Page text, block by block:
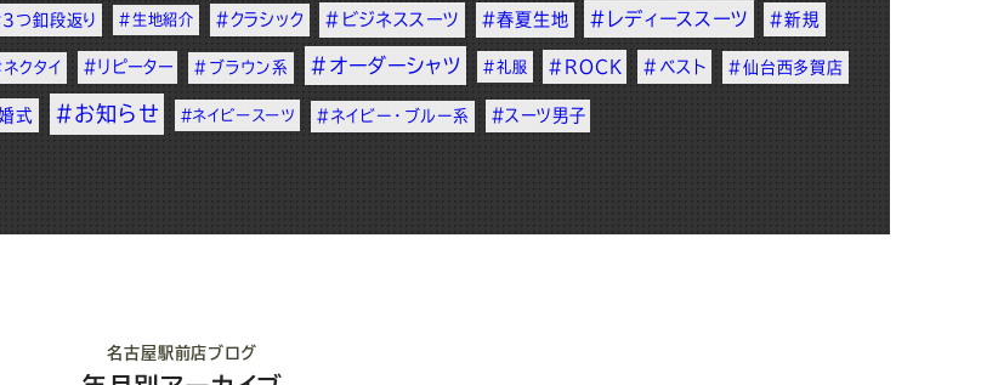
つ釦段返り #生地紹介 #クラシック #ビジネススーツ #春夏生地 #レディーススーツ #新規
クタイ #リピーター #ブラウン系 #オーダーシャツ #礼服 #ROCK #ベスト #仙台西多賀店
式 #お知らせ #ネイビースーツ #ネイビー・ブルー系 #スーツ男子
名古屋駅前店ブログ